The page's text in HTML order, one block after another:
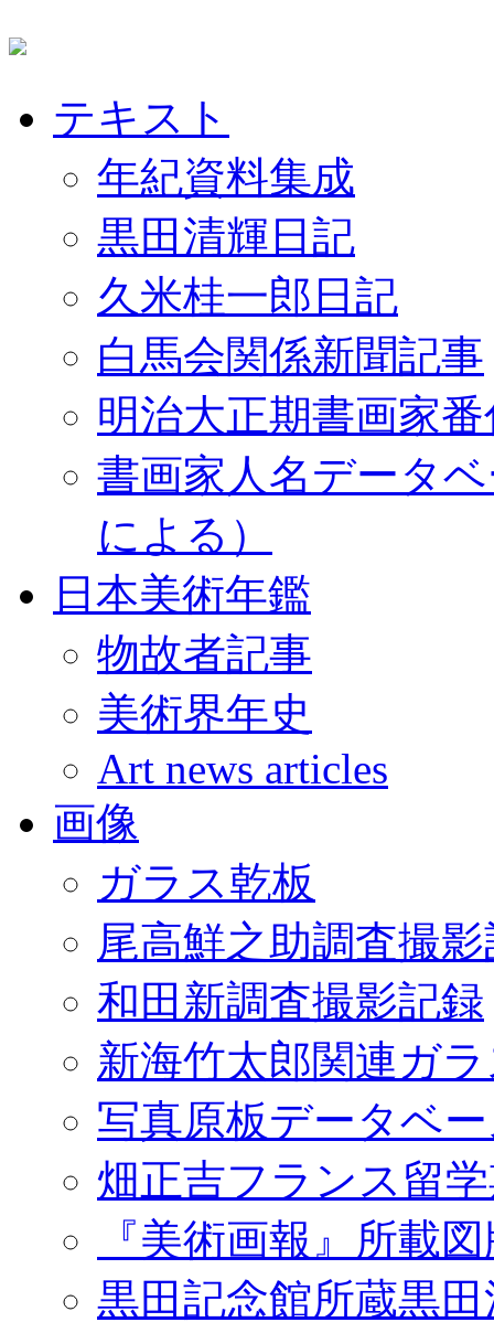
テキスト
年紀資料集成
黒田清輝日記
久米桂一郎日記
白馬会関係新聞記事
明治大正期書画家
書画家人名データ
による）
日本美術年鑑
物故者記事
美術界年史
Art news articles
画像
ガラス乾板
尾高鮮之助調査撮
和田新調査撮影記録
新海竹太郎関連ガ
写真原板データベ
畑正吉フランス留
『美術画報』所載
黒田記念館所蔵黒